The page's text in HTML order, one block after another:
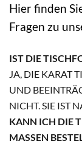
Hier finden
Fragen zu
IST DIE
JA, DIE KARAT
UND
NICHT. SIE IST
KANN ICH DIE
MASSEN